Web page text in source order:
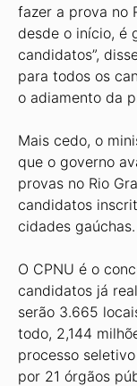
fazer a prova no
desde o início, é
candidatos”,
para todos os
o adiamento da
Mais cedo, o
que o governo
provas no Rio
candidatos
cidades gaúchas.
O CPNU é o
candidatos já
serão 3.665
todo, 2,144
processo
por 21 órgãos